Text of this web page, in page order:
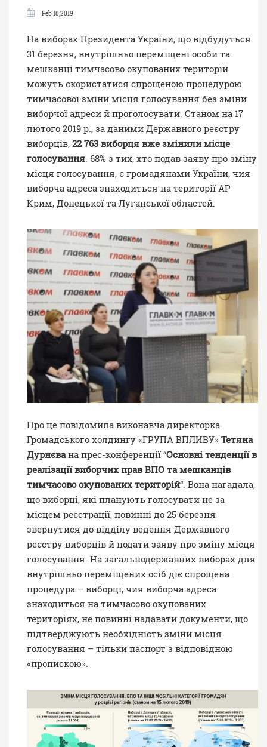
Feb 18,2019
На виборах Президента України, що відбудуться
31 березня, внутрішньо переміщені особи та
мешканці тимчасово окупованих територій
можуть скористатися спрощеною процедурою
тимчасової зміни місця голосування без зміни
виборчої адреси й проголосувати. Станом на 17
лютого 2019 р., за даними Державного реєстру
виборців, 22 763 виборця вже змінили місце
голосування. 68% з тих, хто подав заяву про зміну
місця голосування, є громадянами України, чия
виборча адреса знаходиться на території АР
Крим, Донецької та Луганської областей.
Про це повідомила виконавча директорка
Громадського холдингу «ГРУПА ВПЛИВУ» Тетяна
Дурнєвана прес-конференції “Основні тенденції в
реалізації виборчих прав ВПО та мешканців
тимчасово окупованих територій“. Вона нагадала,
що виборці, які планують голосувати не за
місцем реєстрації, повинні до 25 березня
звернутися до відділу ведення Державного
реєстру виборців й подати заяву про зміну місця
голосування. На загальнодержавних виборах для
внутрішньо переміщених осіб діє спрощена
процедура – виборці, чия виборча адреса
знаходиться на тимчасово окупованих
територіях, не повинні надавати документи, що
підтверджують необхідність зміни місця
голосування – тільки паспорт з відповідною
«пропискою».